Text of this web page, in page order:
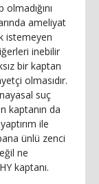
ameliyat
istemeyen
inebilir
bir kaptan
olmasıdır.
suç
kaptanın da
ile
ünlü zenci
ne
kaptanı.